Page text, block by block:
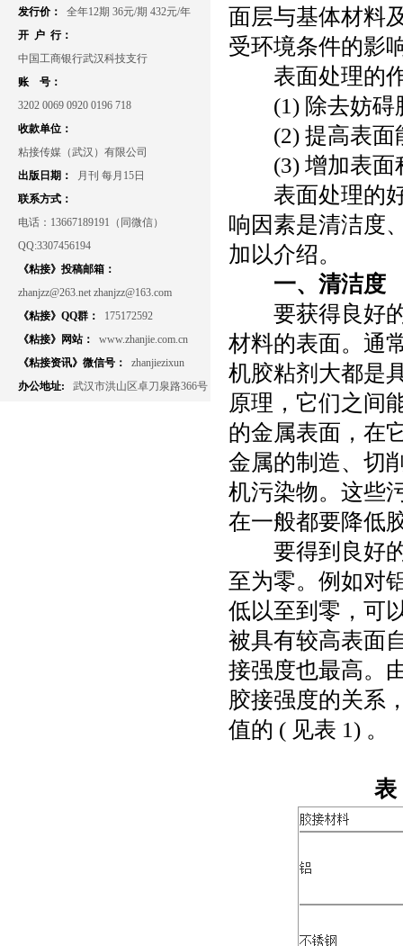
发行价：
全年12期 36元/期 432元/年
开 户 行：
中国工商银行武汉科技支行
账 号：
3202 0069 0920 0196 718
收款单位：
粘接传媒（武汉）有限公司
出版日期：
月刊 每月15日
联系方式：
电话：13667189191（同微信）
QQ:3307456194
《粘接》投稿邮箱：
zhanjzz@263.net zhanjzz@163.com
《粘接》QQ群：
175172592
《粘接》网站：
www.zhanjie.com.cn
《粘接资讯》微信号：
zhanjiezixun
办公地址:
武汉市洪山区卓刀泉路366号
面层与基体材料
受环境条件的影
表面处理的
(1) 除去妨
(2) 提高表面
(3) 增加表面
表面处理的
响因素是清洁度
加以介绍。
一、清洁度
要获得良好
材料的表面。通
机胶粘剂大都是
原理，它们之间
的金属表面，在
金属的制造、切
机污染物。这些
在一般都要降低
要得到良好
至为零。例如对
低以至到零，可
被具有较高表面
接强度也最高。
胶接强度的关系
值的 ( 见表 1) 。
表